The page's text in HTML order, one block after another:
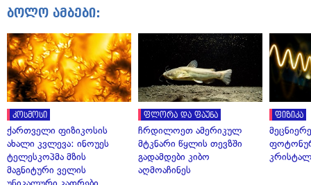
ბოლო ამბები:
კოსმოსი
ქართველი ფიზიკოსის
ახალი კვლევა: ინოუეს
ტელესკოპმა მზის
მაგნიტური ველის
ფლორა და ფაუნა
ჩრდილოეთ ამერიკულ
მტკნარი წყლის თევზში
გადამდები კიბო
აღმოაჩინეს
ფიზიკა